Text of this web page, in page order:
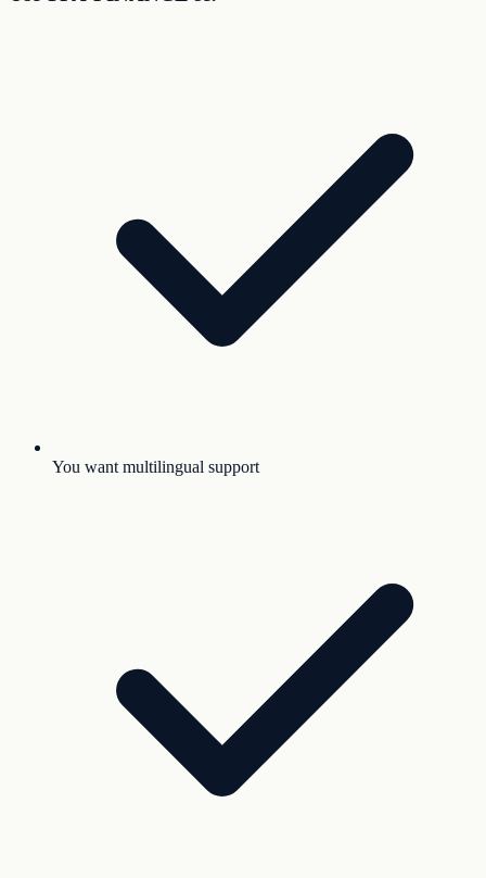
You want multilingual support